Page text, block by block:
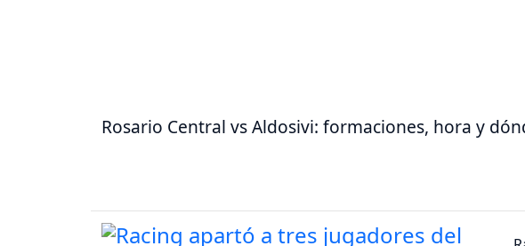
Rosario Central vs Aldosivi: formaciones, hora y